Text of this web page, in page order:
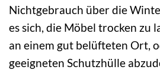
Nichtgebrauch über die
es sich, die Möbel trocken zu
an einem gut belüfteten Ort,
geeigneten Schutzhülle